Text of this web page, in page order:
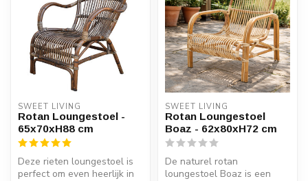
SWEET LIVING
Rotan Loungestoel -
65x70xH88 cm
Deze rieten loungestoel is
perfect om even heerlijk in
SWEET LIVING
Rotan Loungestoel
Boaz - 62x80xH72 cm
De naturel rotan
loungestoel Boaz is een